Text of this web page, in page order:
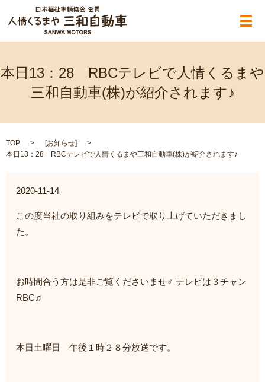
メ
本日13：28 RBCテレビで人情くるまや
三和自動車(株)が紹介されます♪
TOP [お知らせ]
本日13：28 RBCテレビで人情くるまや三和自動車(株)が紹介されます♪
2020-11-14
この度当社の取り組みをテレビで取り上げていただきまし
た。
お時間合う方は是非ご覧くださいませ‍♂️ テレビは３チャン
RBC♫
本日土曜日 午後１時２８分放送です。